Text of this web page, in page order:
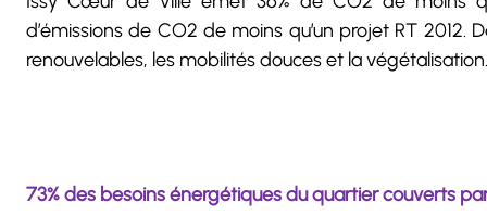
d’émissions de CO2 de moins qu’un projet RT
renouvelables, les mobilités douces et la végétalisation.
73% des besoins énergétiques du quartier couverts